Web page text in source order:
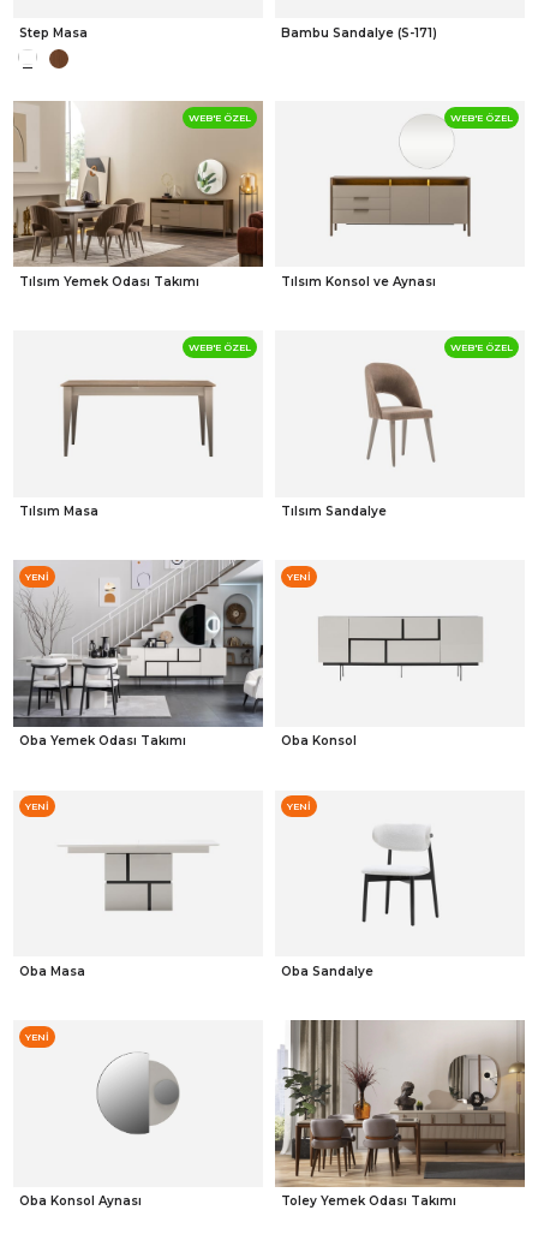
Step Masa Bambu Sandalye (S-171)
Tılsım Yemek Odası Takımı
WEB'E ÖZEL
Tılsım Konsol ve Aynası
WEB'E ÖZEL
Tılsım Masa
WEB'E ÖZEL
Tılsım Sandalye
WEB'E ÖZEL
Oba Yemek Odası Takımı
YENI
ÜRÜN
Oba Konsol
YENI
Oba Masa
YENI
Oba Sandalye
YENI
Oba Konsol Aynası
YENI
Toley Yemek Odası Takımı